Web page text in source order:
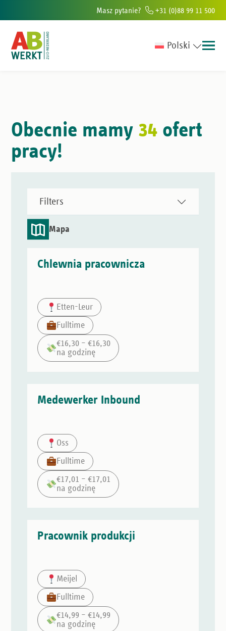
południowej Holandii
Masz pytanie? +31 (0)88 99 11 500
Polski
Obecnie mamy 34 ofert
pracy!
Filters
Mapa
Chlewnia pracownicza
Etten-Leur
Fulltime
€16,30 – €16,30
na godzinę
Medewerker Inbound
Oss
Fulltime
€17,01 – €17,01
na godzinę
Pracownik produkcji
Meijel
Fulltime
€14,99 – €14,99
na godzinę